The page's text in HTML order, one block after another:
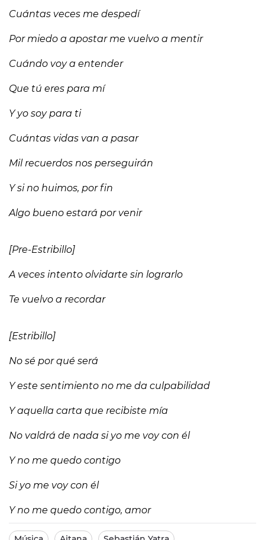
Cuántas veces me despedí
Por miedo a apostar me vuelvo a mentir
Cuándo voy a entender
Que tú eres para mí
Y yo soy para ti
Cuántas vidas van a pasar
Mil recuerdos nos perseguirán
Y si no huimos, por fin
Algo bueno estará por venir
[Pre-Estribillo]
A veces intento olvidarte sin lograrlo
Te vuelvo a recordar
[Estribillo]
No sé por qué será
Y este sentimiento no me da culpabilidad
Y aquella carta que recibiste mía
No valdrá de nada si yo me voy con él
Y no me quedo contigo
Si yo me voy con él
Y no me quedo contigo, amor